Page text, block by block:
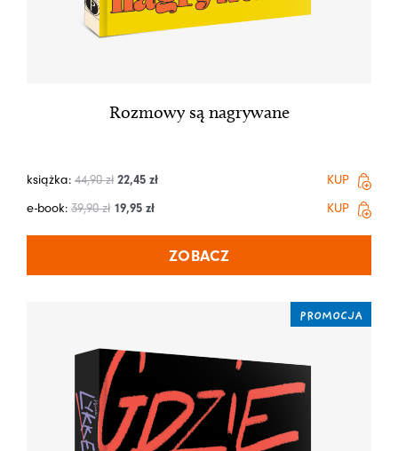
Rozmowy są nagrywane
książka: 44,90zł 22,45 zł
KUP
e-book: 39,90zł 19,95 zł KUP
ZOBACZ
PROMOCJA